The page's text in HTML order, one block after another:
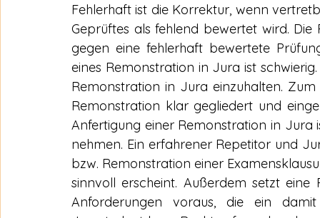
Fehlerhaft ist die Korrektur, wenn
Geprüftes als fehlend bewertet wird.
gegen eine fehlerhaft bewertete
eines Remonstration in Jura ist
Remonstration in Jura einzuhalten.
Remonstration klar gegliedert und
Anfertigung einer Remonstration in Jura
nehmen. Ein erfahrener Repetitor und
bzw. Remonstration einer
sinnvoll erscheint. Außerdem setzt
Anforderungen voraus, die ein